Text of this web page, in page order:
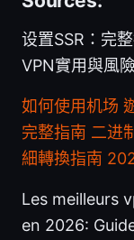
设置SSR：完
VPN實用與風
如何使用机场
完整指南 二进
細轉換指南
Les meilleurs
en 2026: